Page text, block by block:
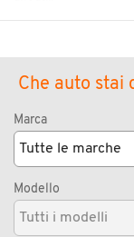
Che auto stai
Marca
Modello